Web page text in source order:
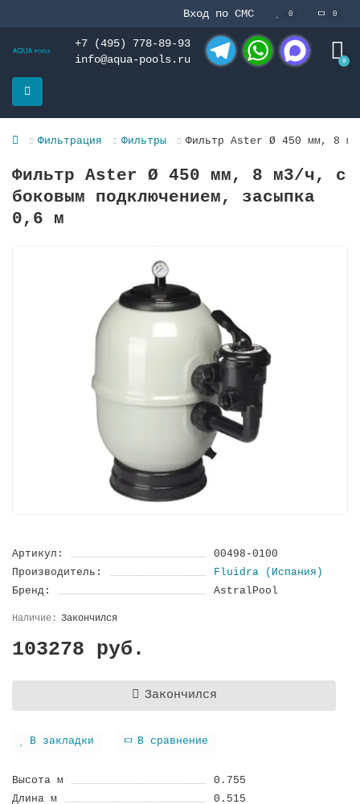
Вход по СМС 0 0
+7 (495) 778-89-93
info@aqua-pools.ru
0
Фильтрация Фильтры Фильтр Aster Ø 450 мм, 8
Фильтр Aster Ø 450 мм, 8 м3/ч, с
боковым подключением, засыпка
0,6 м
Артикул:
00498-0100
Производитель:
Fluidra (Испания)
Бренд:
AstralPool
Закончился
103278 руб.
Закончился
В закладки В сравнение
Высота м
0.755
Длина м
0.515